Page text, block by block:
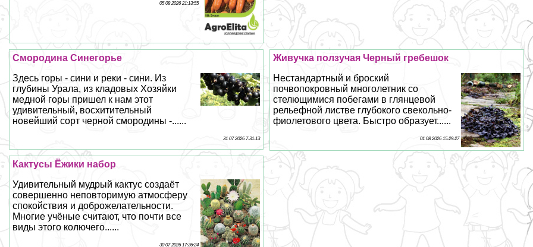
05 08 2026 21:13:55
Живучка ползучая Черный гребешок
Нестандартный и броский
почвопокровный многолетник со
стелющимися побегами в глянцевой
рельефной листве глубокого свекольно-
фиолетового цвета. Быстро образует......
01 08 2026 15:29:27
Смородина Синегорье
Здесь горы - сини и реки - сини. Из
глубины Урала, из кладовых Хозяйки
медной горы пришел к нам этот
удивительный, восхитительный
новейший сорт черной смородины -......
31 07 2026 7:31:13
Кактусы Ёжики набор
Удивительный мудрый кактус создаёт
совершенно неповторимую атмосферу
спокойствия и доброжелательности.
Многие учёные считают, что почти все
виды этого колючего......
30 07 2026 17:36:24